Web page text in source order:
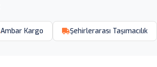
Ambar Kargo Şehirlerarası Taşımacılık